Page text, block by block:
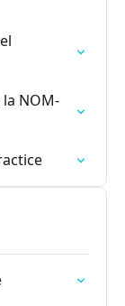
NOM-